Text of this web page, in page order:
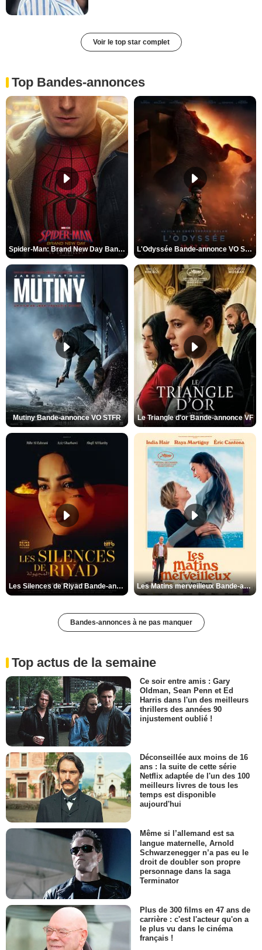
Voir le top star complet
Top Bandes-annonces
Spider-Man: Brand New Day Bande-annonce VO STFR L'Odyssée Bande-annonce VO STFR
Mutiny Bande-annonce VO STFR Le Triangle d'or Bande-annonce VF
Les Silences de Riyad Bande-annonce VO STFR Les Matins merveilleux Bande-annonce VF
Bandes-annonces à ne pas manquer
Top actus de la semaine
Ce soir entre amis : Gary
Oldman, Sean Penn et Ed
Harris dans l'un des meilleurs
thrillers des années 90
injustement oublié !
Déconseillée aux moins de 16
ans : la suite de cette série
Netflix adaptée de l'un des 100
meilleurs livres de tous les
temps est disponible
aujourd'hui
Même si l’allemand est sa
langue maternelle, Arnold
Schwarzenegger n’a pas eu le
droit de doubler son propre
personnage dans la saga
Terminator
Plus de 300 films en 47 ans de
carrière : c'est l'acteur qu'on a
le plus vu dans le cinéma
français !